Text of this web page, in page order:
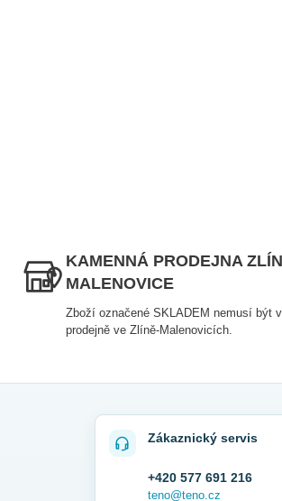
KAMENNÁ PRODEJNA
MALENOVICE
Zboží označené SKLADEM nemusí být
prodejně ve Zlíně-Malenovicích.
Zákaznický servis
+420 577 691 216
teno@teno.cz